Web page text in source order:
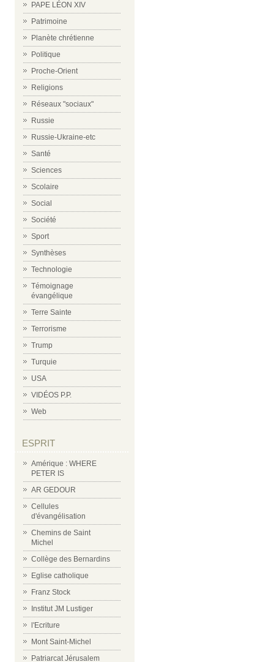
PAPE LÉON XIV
Patrimoine
Planète chrétienne
Politique
Proche-Orient
Religions
Réseaux "sociaux"
Russie
Russie-Ukraine-etc
Santé
Sciences
Scolaire
Social
Société
Sport
Synthèses
Technologie
Témoignage
évangélique
Terre Sainte
Terrorisme
Trump
Turquie
USA
VIDÉOS P.P.
Web
ESPRIT
Amérique : WHERE
PETER IS
AR GEDOUR
Cellules
d'évangélisation
Chemins de Saint
Michel
Collège des Bernardins
Eglise catholique
Franz Stock
Institut JM Lustiger
l'Ecriture
Mont Saint-Michel
Patriarcat Jérusalem